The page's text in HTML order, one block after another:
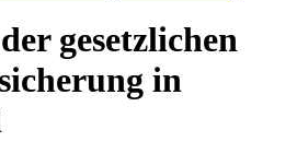
gesetzlichen
in